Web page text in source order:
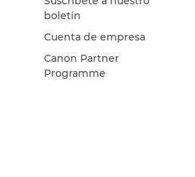
boletín
Cuenta de empresa
Canon Partner
Programme